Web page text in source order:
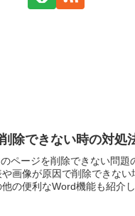
除できない時の対処
ページを削除できない問
画像が原因で削除できな
の便利なWord機能も紹介し